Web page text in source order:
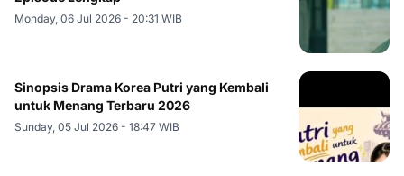
Monday, 06 Jul 2026 - 20:31 WIB
Sinopsis Drama Korea Putri yang Kembali
untuk Menang Terbaru 2026
Sunday, 05 Jul 2026 - 18:47 WIB